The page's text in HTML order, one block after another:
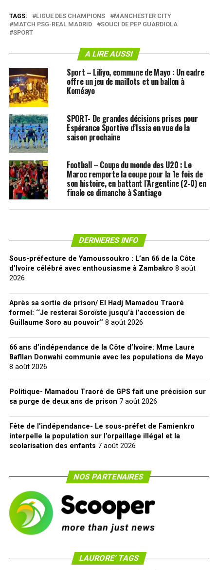
TAGS: LIGUE DES CHAMPIONS
MANCHESTER CITY
MATCH PSG-REAL MADRID
SOUCI DE PEP GUARDIOLA
SPORT
A LIRE AUSSI
Sport – Liliyo, commune de Mayo : Un cadre
offre un jeu de maillots et un ballon à
Koméayo
SPORT- De grandes décisions prises pour
Espérance Sportive d’Issia en vue de la
saison prochaine
Football – Coupe du monde des U20 : Le
Maroc remporte la coupe pour la 1e fois de
son histoire, en battant l’Argentine (2-0) en
finale ce dimanche à Santiago
DERNIERES INFO
Sous-préfecture de Yamoussoukro : L’an 66 de la Côte
d’Ivoire célébré avec enthousiasme à Zambakro 8 août
2026
Après sa sortie de prison/ El Hadj Mamadou Traoré
formel: ‘‘Je resterai Soroïste jusqu’à l’accession de
Guillaume Soro au pouvoir’’ 8 août 2026
66 ans d’indépendance de la Côte d’Ivoire: Mme Laure
Bafllan Donwahi communie avec les populations de Mayo
8 août 2026
Politique- Mamadou Traoré de GPS fait une précision sur
sa purge de deux ans de prison 7 août 2026
Fête de l’indépendance- Le sous-préfet de Famienkro
interpelle la population sur l’orpaillage illégal et la
scolarisation des enfants 7 août 2026
NOS PARTENAIRES
LAURORE’ TAGS